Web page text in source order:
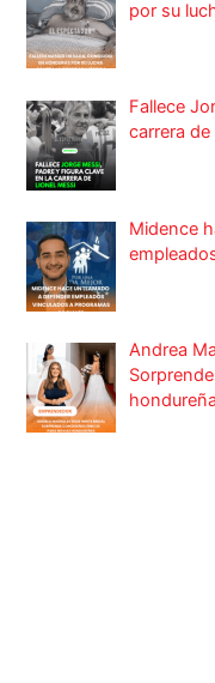
por su
Fallece
carrera
Midence
Andrea